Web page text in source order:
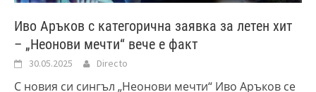
Иво Аръков с категорична заявка за летен хит
– „Неонови мечти“ вече е факт
30.05.2025 Directo
С новия си сингъл „Неонови мечти“ Иво Аръков се